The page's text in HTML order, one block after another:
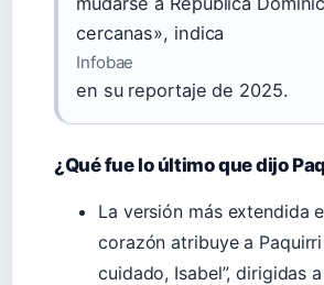
cercanas», indica
Infobae
en su reportaje de 2025.
¿Qué fue lo último que dijo
La versión más extendida
corazón atribuye a
cuidado, Isabel”, dirigidas